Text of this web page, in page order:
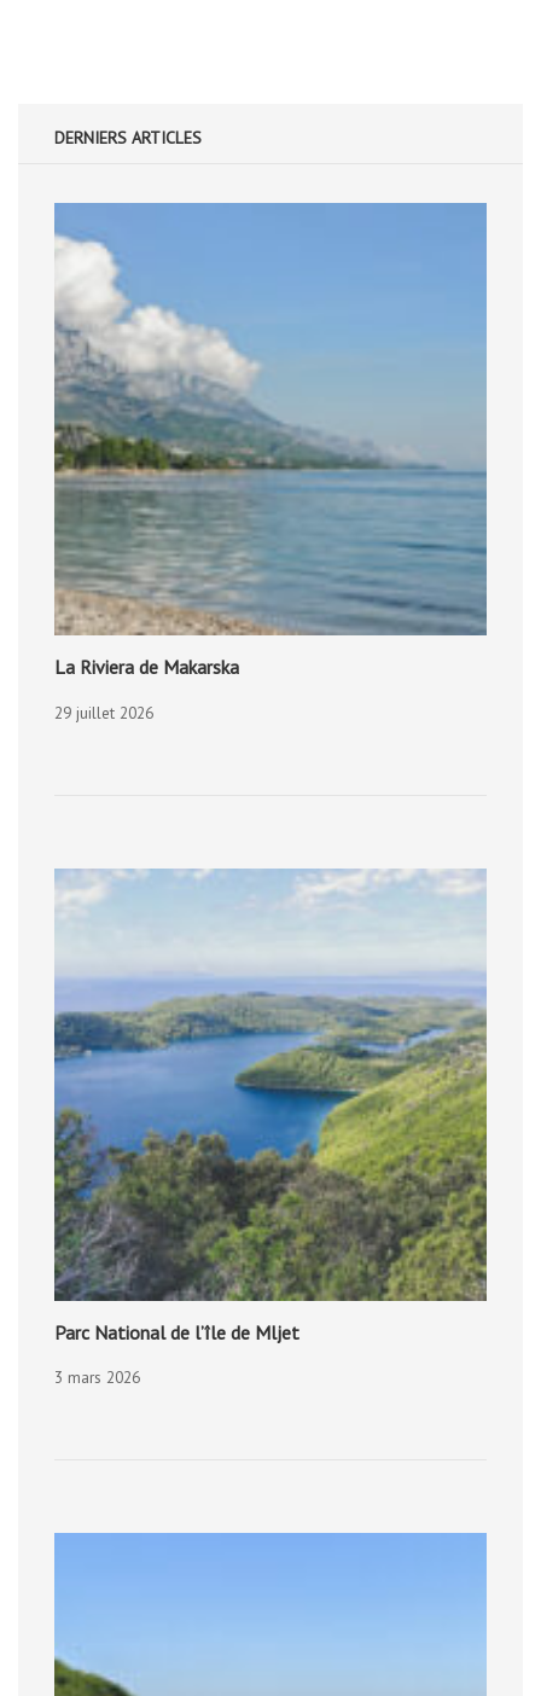
DERNIERS ARTICLES
La Riviera de Makarska
29 juillet 2026
Parc National de l’île de Mljet
3 mars 2026